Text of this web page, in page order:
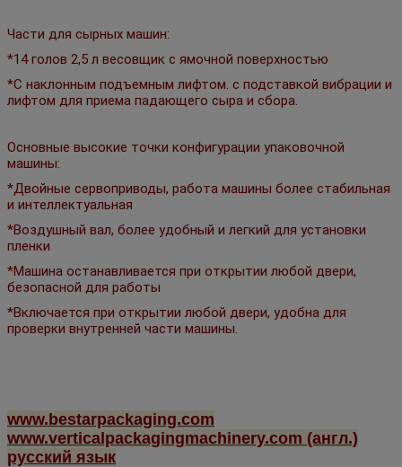
Части для сырных машин:
*14 голов 2,5 л весовщик с ямочной поверхностью
*С наклонным подъемным лифтом. с подставкой вибрации и
лифтом для приема падающего сыра и сбора.
Основные высокие точки конфигурации упаковочной
машины:
*Двойные сервоприводы, работа машины более стабильная
и интеллектуальная
*Воздушный вал, более удобный и легкий для установки
пленки
*Машина останавливается при открытии любой двери,
безопасной для работы
*Включается при открытии любой двери, удобна для
проверки внутренней части машины.
www.bestarpackaging.com
www.verticalpackagingmachinery.com (англ.)
русский язык